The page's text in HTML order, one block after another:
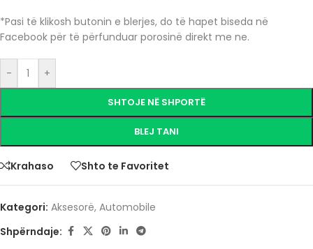
*Pasi të klikosh butonin e blerjes, do të hapet biseda në
Facebook për të përfunduar porosinë direkt me ne.
- +
SHTOJE NË SHPORTË
BLEJ TANI
Krahaso Shto te Favoritet
Kategori: Aksesorë, Automobile
Shpërndaje: